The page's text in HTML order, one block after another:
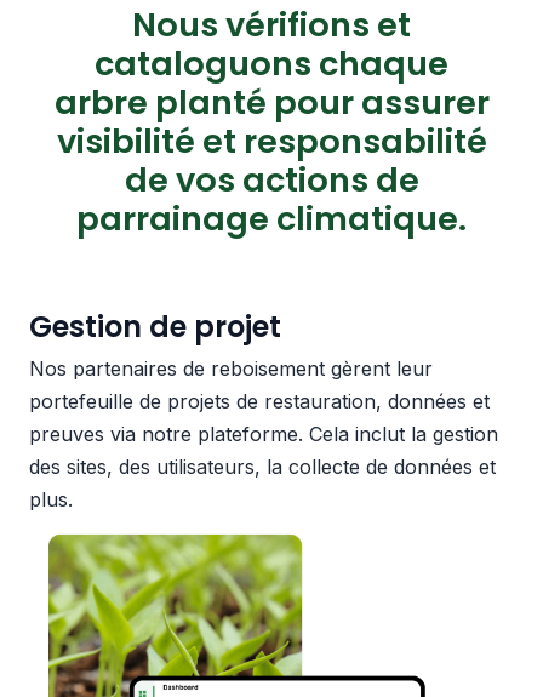
Nous vérifions et
cataloguons chaque
arbre planté pour assurer
visibilité et responsabilité
de vos actions de
parrainage climatique.
Gestion de projet
Nos partenaires de reboisement gèrent leur
portefeuille de projets de restauration, données et
preuves via notre plateforme. Cela inclut la gestion
des sites, des utilisateurs, la collecte de données et
plus.